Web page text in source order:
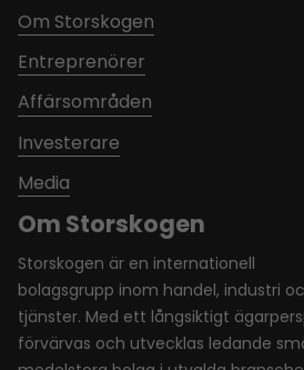
Om Storskogen
Storskogen är en internationell
bolagsgrupp inom handel, industri
tjänster. Med ett långsiktigt
förvärvas och utvecklas ledande
Om Storskogen
Entreprenörer
Affärsområden
Investerare
Media